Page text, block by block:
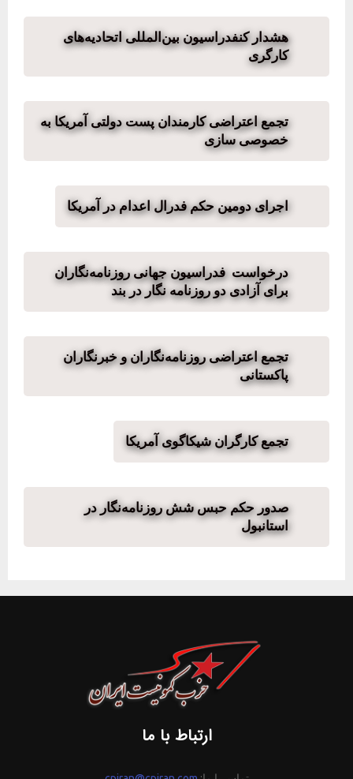
هشدار کنفدراسیون بین‌المللی اتحادیه‌های
کارگری
تجمع اعتراضی کارمندان پست دولتی آمریکا به
خصوصی سازی
اجرای دومین حکم فدرال اعدام در آمریکا
درخواست فدراسیون جهانی روزنامه‌نگاران
برای آزادی دو روزنامه نگار در بند
تجمع اعتراضی روزنامه‌نگاران و خبرنگاران
پاکستانی
تجمع کارگران شیکاگوی آمریکا
صدور حکم حبس شش روزنامه‌نگار در
استانبول
ارتباط با ما